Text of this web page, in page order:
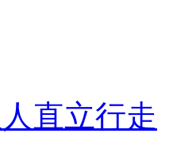
直立行走